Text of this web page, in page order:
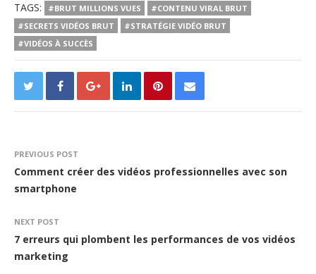
TAGS: #BRUT MILLIONS VUES
#CONTENU VIRAL BRUT
#SECRETS VIDÉOS BRUT
#STRATÉGIE VIDÉO BRUT
#VIDÉOS À SUCCÈS
PREVIOUS POST
Comment créer des vidéos professionnelles avec son
smartphone
NEXT POST
7 erreurs qui plombent les performances de vos vidéos
marketing